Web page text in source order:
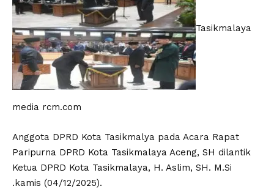
Tasikmalaya
media rcm.com
Anggota DPRD Kota Tasikmalya pada Acara Rapat
Paripurna DPRD Kota Tasikmalaya Aceng, SH dilantik
Ketua DPRD Kota Tasikmalaya, H. Aslim, SH. M.Si
.kamis (04/12/2025).